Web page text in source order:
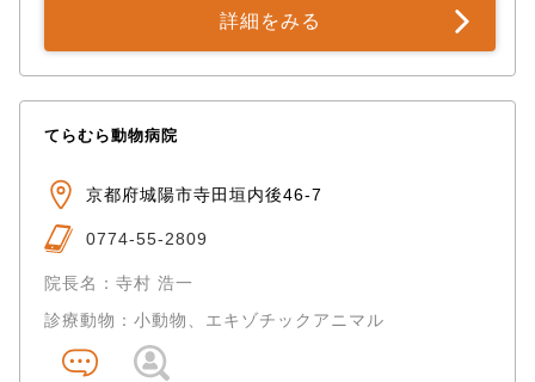
詳細をみる
てらむら動物病院
京都府城陽市寺田垣内後46-7
0774-55-2809
院長名：寺村 浩一
診療動物：小動物、エキゾチックアニマル